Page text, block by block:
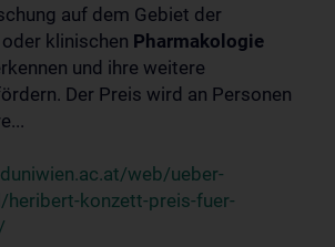
auf dem Gebiet der
klinischen Pharmakologie
und ihre weitere
Der Preis wird an Personen
web/ueber-
konzett-preis-fuer-